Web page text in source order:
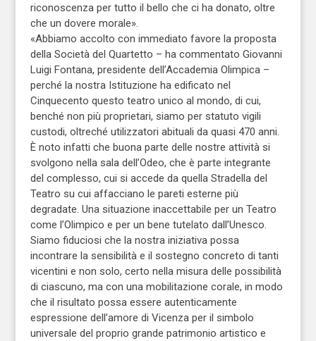
riconoscenza per tutto il bello che ci ha donato, oltre
che un dovere morale».
«Abbiamo accolto con immediato favore la proposta
della Società del Quartetto – ha commentato Giovanni
Luigi Fontana, presidente dell’Accademia Olimpica –
perché la nostra Istituzione ha edificato nel
Cinquecento questo teatro unico al mondo, di cui,
benché non più proprietari, siamo per statuto vigili
custodi, oltreché utilizzatori abituali da quasi 470 anni.
È noto infatti che buona parte delle nostre attività si
svolgono nella sala dell’Odeo, che è parte integrante
del complesso, cui si accede da quella Stradella del
Teatro su cui affacciano le pareti esterne più
degradate. Una situazione inaccettabile per un Teatro
come l’Olimpico e per un bene tutelato dall’Unesco.
Siamo fiduciosi che la nostra iniziativa possa
incontrare la sensibilità e il sostegno concreto di tanti
vicentini e non solo, certo nella misura delle possibilità
di ciascuno, ma con una mobilitazione corale, in modo
che il risultato possa essere autenticamente
espressione dell’amore di Vicenza per il simbolo
universale del proprio grande patrimonio artistico e